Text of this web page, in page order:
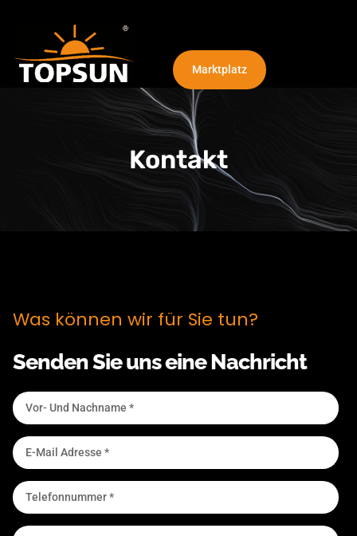
Marktplatz
Kontakt
Was können wir für Sie tun?
Senden Sie uns eine Nachricht